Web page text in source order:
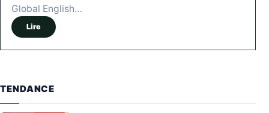
Global English…
Lire
TENDANCE